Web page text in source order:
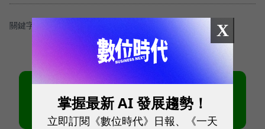
關鍵字： X
掌握最新 AI 發展趨勢！
立即訂閱《數位時代》日報、《一天